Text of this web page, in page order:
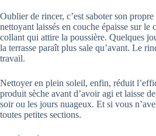
Oublier de rincer, c’est saboter son
nettoyant laissés en couche épaisse sur
collant qui attire la poussière. Quelques
la terrasse paraît plus sale qu’avant. Le
travail.
Nettoyer en plein soleil, enfin, réduit
produit sèche avant d’avoir agi et laisse
soir ou les jours nuageux. Et si vous
toutes petites sections.